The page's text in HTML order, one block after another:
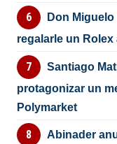
Don Miguelo
regalarle un Rolex
Santiago
protagonizar un
Polymarket
Abinader